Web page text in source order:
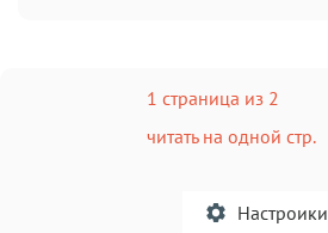
1 страница из 2
читать на одной стр.
Настроики